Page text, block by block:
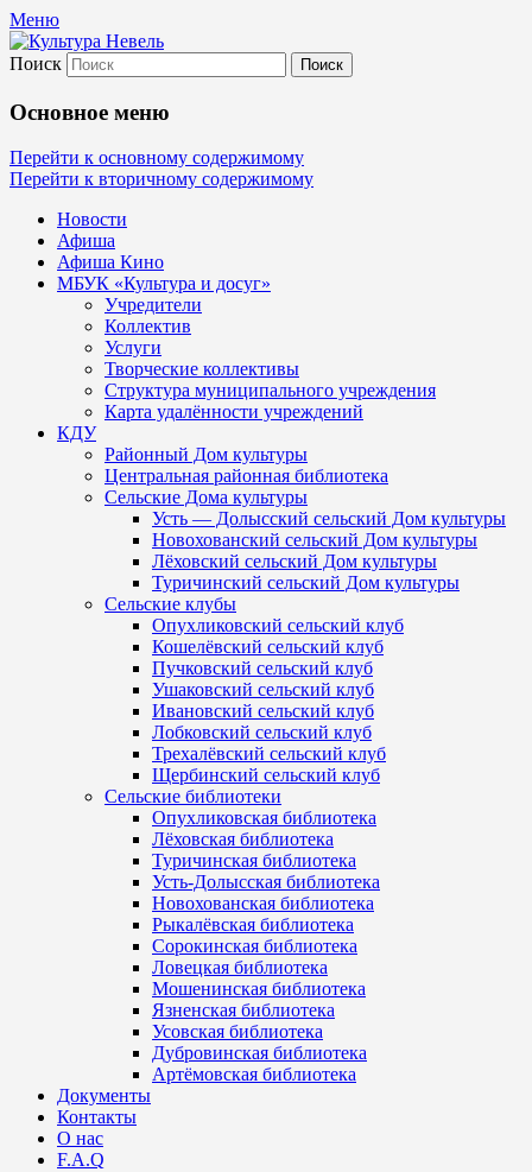
Меню
Культура Невель
МБУК Невельского района "Культура
и досуг"
Поиск
Основное меню
Перейти к основному содержимому
Перейти к вторичному содержимому
Новости
Афиша
Афиша Кино
МБУК «Культура и досуг»
Учредители
Коллектив
Услуги
Творческие коллективы
Структура муниципального учреждения
Карта удалённости учреждений
КДУ
Районный Дом культуры
Центральная районная библиотека
Сельские Дома культуры
Усть — Долысский сельский Дом культуры
Новохованский сельский Дом культуры
Лёховский сельский Дом культуры
Туричинский сельский Дом культуры
Сельские клубы
Опухликовский сельский клуб
Кошелёвский сельский клуб
Пучковский сельский клуб
Ушаковский сельский клуб
Ивановский сельский клуб
Лобковский сельский клуб
Трехалёвский сельский клуб
Щербинский сельский клуб
Сельские библиотеки
Опухликовская библиотека
Лёховская библиотека
Туричинская библиотека
Усть-Долысская библиотека
Новохованская библиотека
Рыкалёвская библиотека
Сорокинская библиотека
Ловецкая библиотека
Мошенинская библиотека
Язненская библиотека
Усовская библиотека
Дубровинская библиотека
Артёмовская библиотека
Документы
Контакты
О нас
F.A.Q